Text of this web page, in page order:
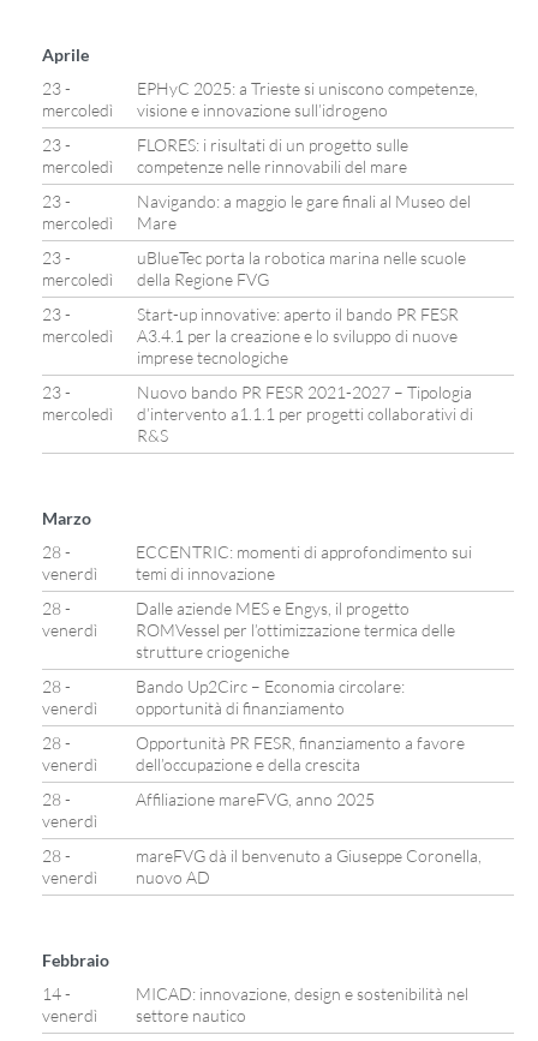
Aprile
23 -
mercoledì
EPHyC 2025: a Trieste si uniscono competenze,
visione e innovazione sull’idrogeno
23 -
mercoledì
FLORES: i risultati di un progetto sulle
competenze nelle rinnovabili del mare
23 -
mercoledì
Navigando: a maggio le gare finali al Museo del
Mare
23 -
mercoledì
uBlueTec porta la robotica marina nelle scuole
della Regione FVG
23 -
mercoledì
Start-up innovative: aperto il bando PR FESR
A3.4.1 per la creazione e lo sviluppo di nuove
imprese tecnologiche
23 -
mercoledì
Nuovo bando PR FESR 2021-2027 – Tipologia
d’intervento a1.1.1 per progetti collaborativi di
R&S
Marzo
28 -
venerdì
ECCENTRIC: momenti di approfondimento sui
temi di innovazione
28 -
venerdì
Dalle aziende MES e Engys, il progetto
ROMVessel per l’ottimizzazione termica delle
strutture criogeniche
28 -
venerdì
Bando Up2Circ – Economia circolare:
opportunità di finanziamento
28 -
venerdì
Opportunità PR FESR, finanziamento a favore
dell’occupazione e della crescita
28 -
venerdì
Affiliazione mareFVG, anno 2025
28 -
venerdì
mareFVG dà il benvenuto a Giuseppe Coronella,
nuovo AD
Febbraio
14 -
venerdì
MICAD: innovazione, design e sostenibilità nel
settore nautico